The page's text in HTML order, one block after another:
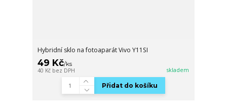
Hybridní sklo na fotoaparát Vivo Y11SI
49 Kč/ks
40 Kč bez DPH skladem
Přidat do košíku